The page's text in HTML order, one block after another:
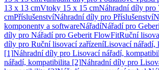
13 x 13 cmVtoky 15 x 15 cmNáhradní díly pro
cmPříslušenstvíNáhradní díly pro Příslušenství
komponenty a softwareNářadíNářadí pro
díly pro Nářadí pro Geberit FlowFitRuční
díly pro Ruční lisovací zařízeníLisovací nářadí,
[1]Náhradní díly pro Lisovací nářadí,
nářadí, kompatibilita [2]Náhradní díly pro